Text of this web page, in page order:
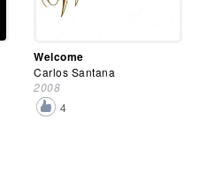
Welcome
Carlos Santana
2008
4